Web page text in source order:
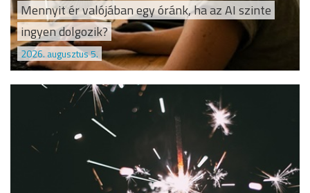
Mennyit ér valójában egy óránk, ha az AI szinte
ingyen dolgozik?
2026. augusztus 5.